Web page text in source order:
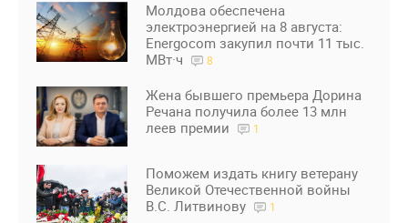
Молдова обеспечена
электроэнергией на 8 августа:
Energocom закупил почти 11 тыс.
МВт·ч
8
Жена бывшего премьера Дорина
Речана получила более 13 млн
леев премии
1
Поможем издать книгу ветерану
Великой Отечественной войны
В.С. Литвинову
1